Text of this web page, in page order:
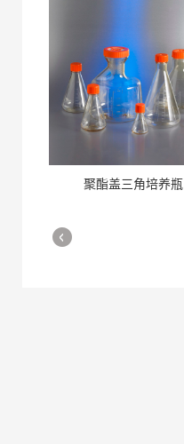
聚酯盖三角培养瓶